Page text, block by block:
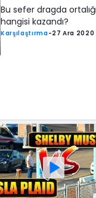
Bu sefer dragda
hangisi kazandı?
Karşılaştırma-27 Ara 2020